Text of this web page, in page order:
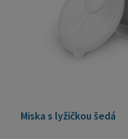
Miska s lyžičkou šedá